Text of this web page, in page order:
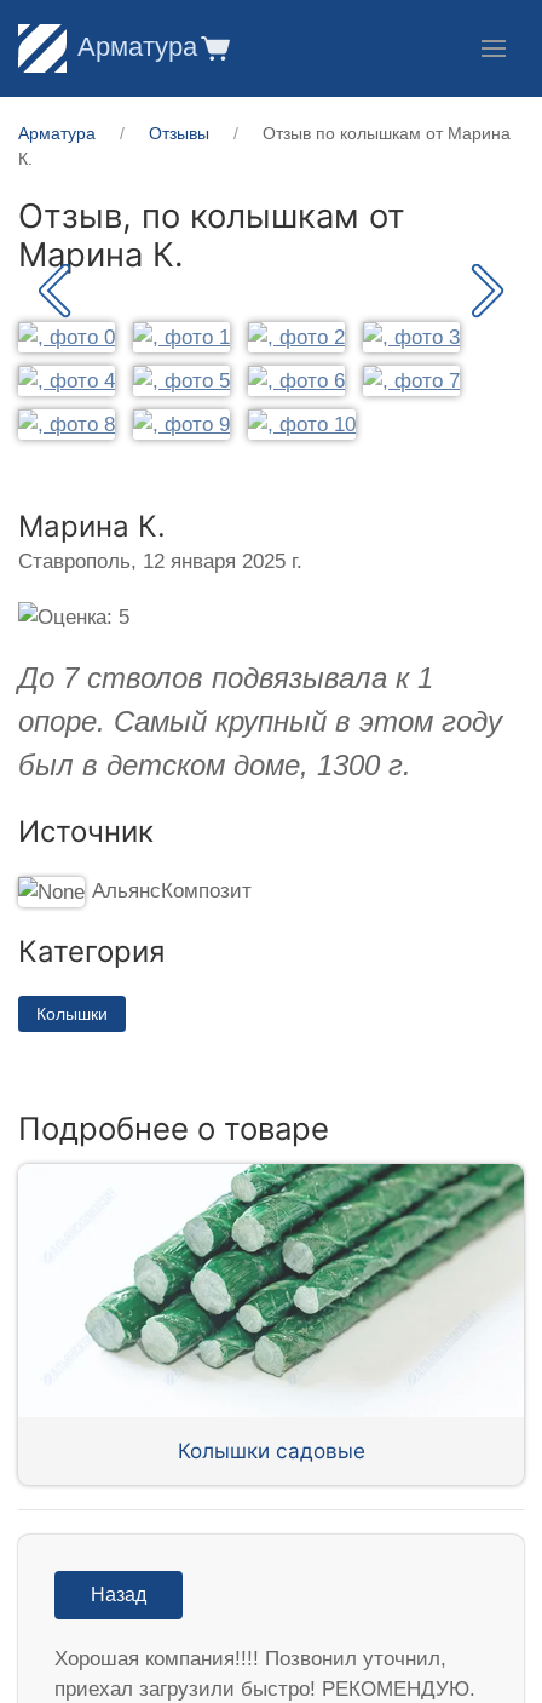
Арматура
Арматура Отзывы
Отзыв по колышкам от Марина
К.
Отзыв, по колышкам от
Марина К.
Марина К.
Ставрополь, 12 января 2025 г.
До 7 стволов подвязывала к 1
опоре. Самый крупный в этом году
был в детском доме, 1300 г.
Источник
АльянсКомпозит
Категория
Колышки
Подробнее о товаре
Колышки садовые
Назад
Хорошая компания!!!! Позвонил уточнил,
приехал загрузили быстро! РЕКОМЕНДУЮ.